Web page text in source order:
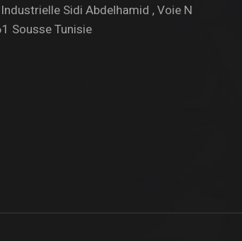
Sidi Abdelhamid , Voie N
Sousse Tunisie